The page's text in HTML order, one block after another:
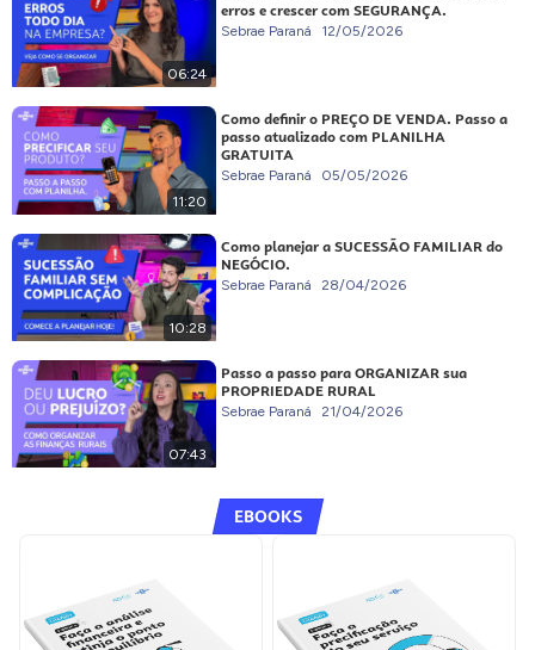
06:24
erros e crescer com SEGURANÇA.
Sebrae Paraná 12/05/2026
11:20
Como definir o PREÇO DE VENDA. Passo a
passo atualizado com PLANILHA
GRATUITA
Sebrae Paraná 05/05/2026
10:28
Como planejar a SUCESSÃO FAMILIAR do
NEGÓCIO.
Sebrae Paraná 28/04/2026
07:43
Passo a passo para ORGANIZAR sua
PROPRIEDADE RURAL
Sebrae Paraná 21/04/2026
EBOOKS